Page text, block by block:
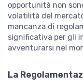
opportunità non
volatilità del
mancanza di
significativa per gli
avventurarsi nel
La